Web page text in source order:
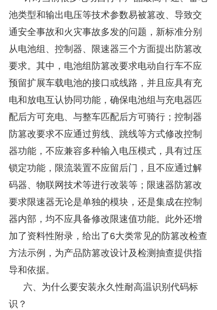
池类型和输出电压等技术参数易被篡改、导致交
通安全事故和火灾事故多发的问题，新标准分别
从电池组、控制器、限速器三个方面提出防篡改
要求。其中，电池组防篡改要求电动自行车不应
预留扩展车载电池的接口或线路，并且应具有充
电和放电互认协同功能，确保电池组与充电器匹
配后方可充电、与整车匹配后方可骑行；控制器
防篡改要求不应通过剪线、跳线等方式修改控制
器功能，不应兼容多种输入电压模式，具有过压
锁定功能，限流装置不应留后门，且不应通过解
码器、物联网技术等进行改装等；限速器防篡改
要求限速器无论是单独的模块，还是集成在控制
器内部，均不应具备修改限速值功能。此外还增
加了资料性附录，给出了6大类常见的防篡改检查
方法示例，为产品防篡改设计及检测抽查提供指
导和依据。
六、为什么要安装永久性耐高温识别代码标
识？